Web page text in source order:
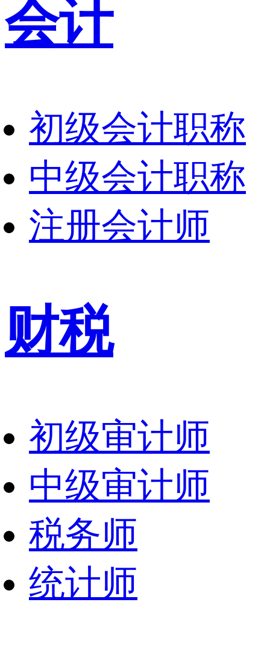
会计
初级会计职称
中级会计职称
注册会计师
财税
初级审计师
中级审计师
税务师
统计师